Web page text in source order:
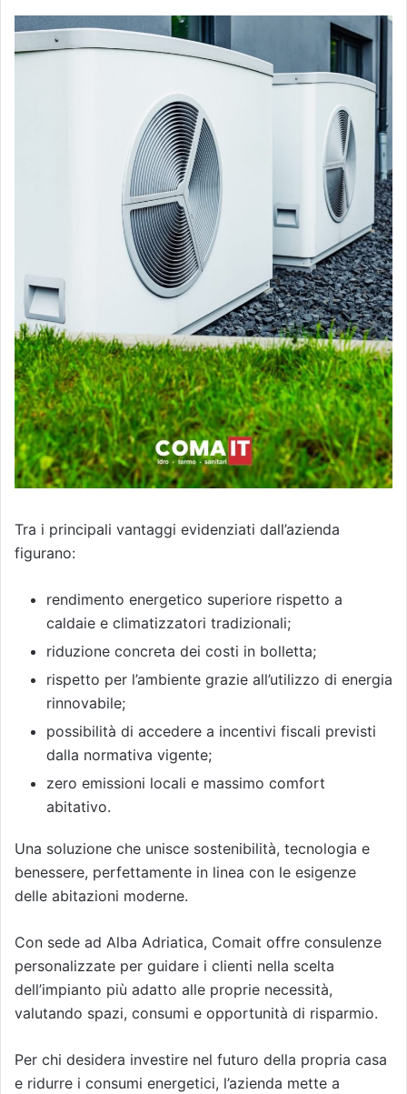
Tra i principali vantaggi evidenziati dall’azienda
figurano:
rendimento energetico superiore rispetto a
caldaie e climatizzatori tradizionali;
riduzione concreta dei costi in bolletta;
rispetto per l’ambiente grazie all’utilizzo di energia
rinnovabile;
possibilità di accedere a incentivi fiscali previsti
dalla normativa vigente;
zero emissioni locali e massimo comfort
abitativo.
Una soluzione che unisce sostenibilità, tecnologia e
benessere, perfettamente in linea con le esigenze
delle abitazioni moderne.
Con sede ad Alba Adriatica, Comait offre consulenze
personalizzate per guidare i clienti nella scelta
dell’impianto più adatto alle proprie necessità,
valutando spazi, consumi e opportunità di risparmio.
Per chi desidera investire nel futuro della propria casa
e ridurre i consumi energetici, l’azienda mette a